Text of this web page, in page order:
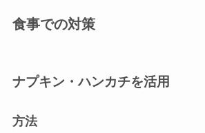
食事での対策
ナプキン・ハンカチを活用
方法